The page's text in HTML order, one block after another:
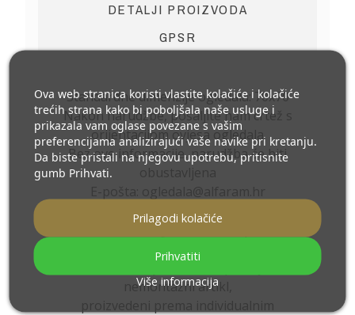
DETALJI PROIZVODA
GPSR
Standardne dimenzije ogledala: 70x70
Nakon narudžbe, pošaljite nam crtež s
orijentacijom ovjesa ogledala
Bez ove informacije, narudžba će biti
Ostale dimenzije izrađujemo prema
individualnoj narudžbi kupca
Ukoliko uz naručeni proizvod odaberete
nemontažni artikl,
Ova web stranica koristi vlastite kolačiće i kolačiće
trećih strana kako bi poboljšala naše usluge i
prikazala vam oglase povezane s vašim
preferencijama analizirajući vaše navike pri kretanju.
Da biste pristali na njegovu upotrebu, pritisnite
gumb Prihvati.
Više informacija
Prilagodi kolačiće
Prihvatiti